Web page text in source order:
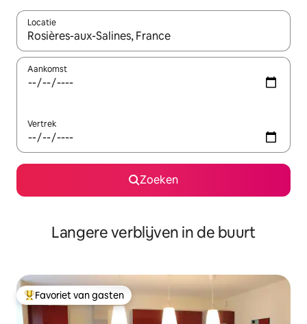
Locatie
Wanneer er resultaten beschikbaar zijn, maak je een keuze
Aankomst
Vertrek
Zoeken
Langere verblijven in de buurt
Topfavoriet van gasten
Favoriet van gasten